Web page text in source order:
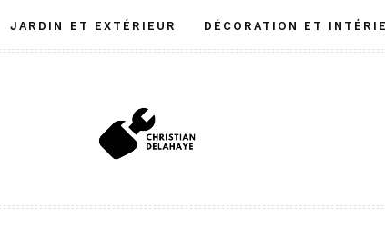
JARDIN ET EXTÉRIEUR DÉCORATION ET